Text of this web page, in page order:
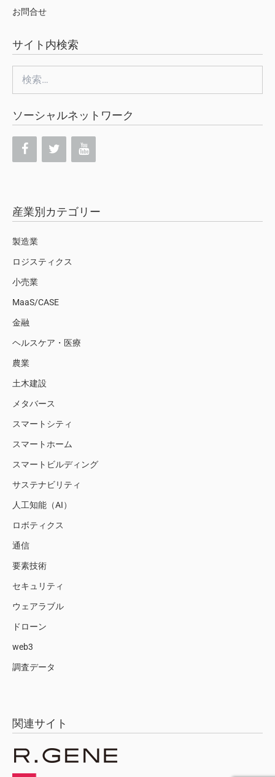
お問合せ
サイト内検索
索:
ソーシャルネットワーク
産業別カテゴリー
製造業
ロジスティクス
小売業
MaaS/CASE
金融
ヘルスケア・医療
農業
土木建設
メタバース
スマートシティ
スマートホーム
スマートビルディング
サステナビリティ
人工知能（AI）
ロボティクス
通信
要素技術
セキュリティ
ウェアラブル
ドローン
web3
調査データ
関連サイト